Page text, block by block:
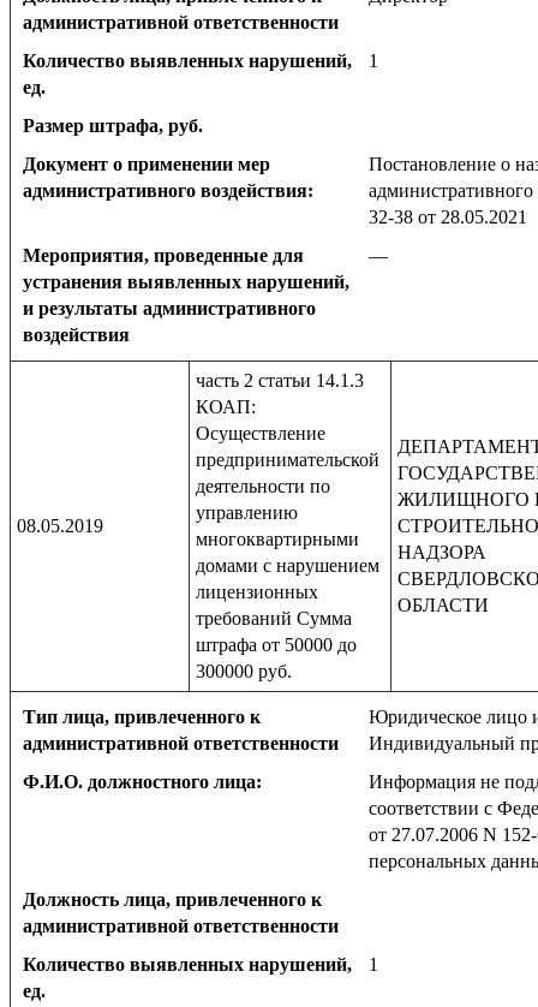
административной ответственности
Количество выявленных нарушений,
ед.
1
Размер штрафа, руб.
Документ о применении мер
административного воздействия:
Постановление о
32-38 от 28.05.2021
Мероприятия, проведенные для
устранения выявленных нарушений,
и результаты административного
воздействия
—
08.05.2019
часть 2 статьи 14.1.3
КОАП:
Осуществление
предпринимательской
деятельности по
управлению
многоквартирными
домами с нарушением
лицензионных
требований Сумма
штрафа от 50000 до
300000 руб.
ЖИЛИЩНОГО
НАДЗОРА
ОБЛАСТИ
Тип лица, привлеченного к
административной ответственности
Юридическое лицо
Индивидуальный
Ф.И.О. должностного лица:
Информация не
соответствии с
от 27.07.2006 N
персональных
Должность лица, привлеченного к
административной ответственности
Количество выявленных нарушений,
ед.
1